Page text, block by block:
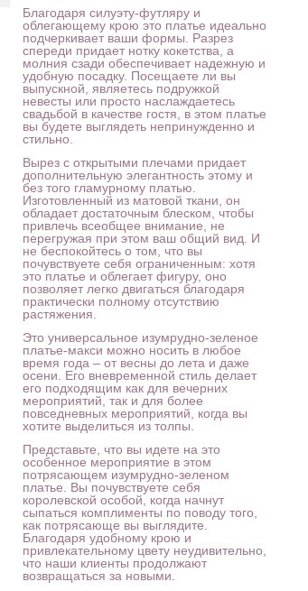
Благодаря силуэту-футляру и
облегающему крою это платье идеально
подчеркивает ваши формы. Разрез
спереди придает нотку кокетства, а
молния сзади обеспечивает надежную и
удобную посадку. Посещаете ли вы
выпускной, являетесь подружкой
невесты или просто наслаждаетесь
свадьбой в качестве гостя, в этом платье
вы будете выглядеть непринужденно и
стильно.
Вырез с открытыми плечами придает
дополнительную элегантность этому и
без того гламурному платью.
Изготовленный из матовой ткани, он
обладает достаточным блеском, чтобы
привлечь всеобщее внимание, не
перегружая при этом ваш общий вид. И
не беспокойтесь о том, что вы
почувствуете себя ограниченным: хотя
это платье и облегает фигуру, оно
позволяет легко двигаться благодаря
практически полному отсутствию
растяжения.
Это универсальное изумрудно-зеленое
платье-макси можно носить в любое
время года – от весны до лета и даже
осени. Его вневременной стиль делает
его подходящим как для вечерних
мероприятий, так и для более
повседневных мероприятий, когда вы
хотите выделиться из толпы.
Представьте, что вы идете на это
особенное мероприятие в этом
потрясающем изумрудно-зеленом
платье. Вы почувствуете себя
королевской особой, когда начнут
сыпаться комплименты по поводу того,
как потрясающе вы выглядите.
Благодаря удобному крою и
привлекательному цвету неудивительно,
что наши клиенты продолжают
возвращаться за новыми.